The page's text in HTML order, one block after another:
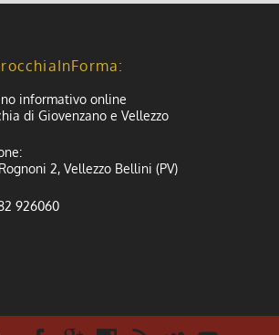
informativo online
di Giovenzano e Vellezzo
2, Vellezzo Bellini (PV)
926060